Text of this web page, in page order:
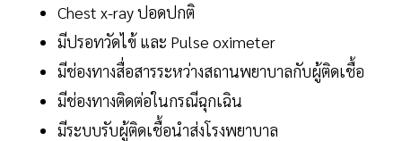
Chest x-ray ปอดปกติ
มีปรอทวัดไข้ และ Pulse oximeter
มีช่องทางสื่อสารระหว่างสถานพยาบาลกับผู้ติดเชื้อ
มีช่องทางติดต่อในกรณีฉุกเฉิน
มีระบบรับผู้ติดเชื้อนำส่งโรงพยาบาล